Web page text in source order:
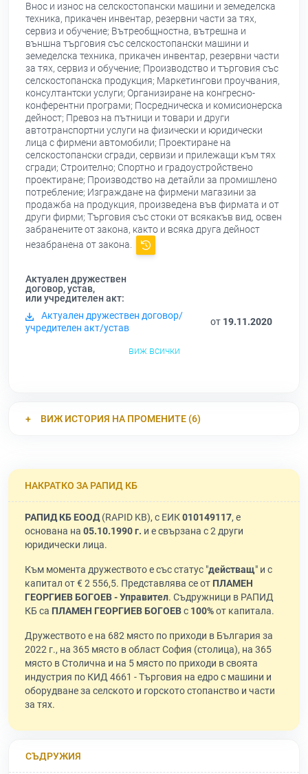
Внос и износ на селскостопански машини и земеделска
техника, прикачен инвентар, резервни части за тях,
сервиз и обучение; Вътреобщностна, вътрешна и
външна търговия със селскостопански машини и
земеделска техника, прикачен инвентар, резервни части
за тях, сервиз и обучение; Производство и търговия със
селскостопанска продукция; Маркетингови проучвания,
консултантски услуги; Организиране на конгресно-
конферентни програми; Посредническа и комисионерска
дейност; Превоз на пътници и товари и други
автотранспортни услуги на физически и юридически
лица с фирмени автомобили; Проектиране на
селскостопански сгради, сервизи и прилежащи към тях
сгради; Строително; Спортно и градоустройствено
проектиране; Производство на детайли за промишлено
потребление; Изграждане на фирмени магазини за
продажба на продукция, произведена във фирмата и от
други фирми; Търговия със стоки от всякакъв вид, освен
забранените от закона, както и всяка друга дейност
незабранена от закона.
Актуален дружествен
договор, устав,
или учредителен акт:
Актуален дружествен договор/
учредителен акт/устав
от 19.11.2020
виж всички
ВИЖ ИСТОРИЯ НА ПРОМЕНИТЕ (6)
НАКРАТКО ЗА РАПИД КБ
РАПИД КБ ЕООД(RAPID KB), с ЕИК010149117, е
основана на 05.10.1990 г. и е свързана с 2 други
юридически лица.
Към момента дружеството е със статус "действащ" и с
капитал от € 2 556,5. Представлява се от ПЛАМЕН
ГЕОРГИЕВ БОГОЕВ - Управител. Съдружници в РАПИД
КБ са ПЛАМЕН ГЕОРГИЕВ БОГОЕВс 100%от капитала.
Дружеството е на 682 място по приходи в България за
2022 г., на 365 място в област София (столица), на 365
място в Столична и на 5 място по приходи в своята
индустрия по КИД 4661 - Търговия на едро с машини и
оборудване за селското и горското стопанство и части
за тях.
СЪДРУЖИЯ